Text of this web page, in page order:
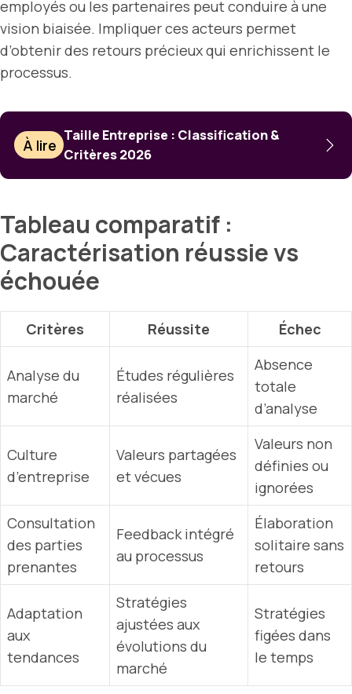
employés ou les partenaires peut conduire à une
vision biaisée. Impliquer ces acteurs permet
d’obtenir des retours précieux qui enrichissent le
processus.
À lire
Taille Entreprise : Classification &
Critères 2026
Tableau comparatif :
Caractérisation réussie vs
échouée
Critères Réussite Échec
Analyse du
marché
Études régulières
réalisées
Absence
totale
d’analyse
Culture
d’entreprise
Valeurs partagées
et vécues
Valeurs non
définies ou
ignorées
Consultation
des parties
prenantes
Feedback intégré
au processus
Élaboration
solitaire sans
retours
Adaptation
aux
tendances
Stratégies
ajustées aux
évolutions du
marché
Stratégies
figées dans
le temps